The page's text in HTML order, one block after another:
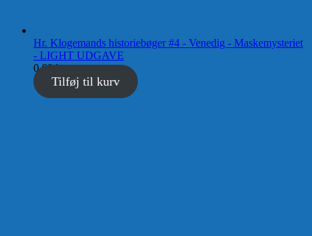
Hr. Klogemands historiebøger #4 - Venedig - Maskemysteriet
- LIGHT UDGAVE
0,00kr.
Tilføj til kurv